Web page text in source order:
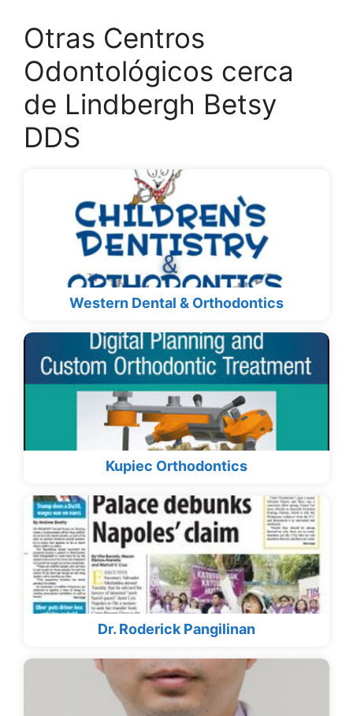
Otras Centros
Odontológicos cerca
de Lindbergh Betsy
DDS
Western Dental & Orthodontics
Kupiec Orthodontics
Dr. Roderick Pangilinan